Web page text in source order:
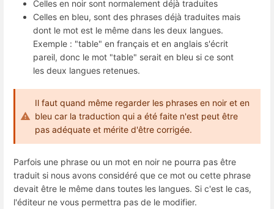
Celles en noir sont normalement déjà traduites
Celles en bleu, sont des phrases déjà traduites mais
dont le mot est le même dans les deux langues.
Exemple : "table" en français et en anglais s'écrit
pareil, donc le mot "table" serait en bleu si ce sont
les deux langues retenues.
Il faut quand même regarder les phrases en noir et en
bleu car la traduction qui a été faite n'est peut être
pas adéquate et mérite d'être corrigée.
Parfois une phrase ou un mot en noir ne pourra pas être
traduit si nous avons considéré que ce mot ou cette phrase
devait être le même dans toutes les langues. Si c'est le cas,
l'éditeur ne vous permettra pas de le modifier.